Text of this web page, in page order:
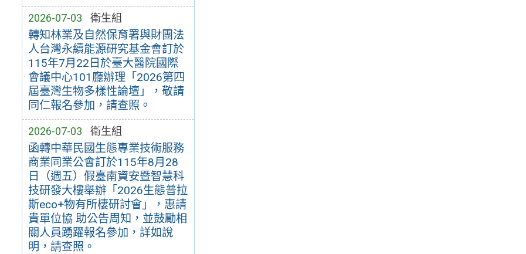
2026-07-03 衛生組
轉知林業及自然保育署與財團法
人台灣永續能源研究基金會訂於
115年7月22日於臺大醫院國際
會議中心101廳辦理「2026第四
屆臺灣生物多樣性論壇」，敬請
同仁報名參加，請查照。
2026-07-03 衛生組
函轉中華民國生態專業技術服務
商業同業公會訂於115年8月28
日（週五）假臺南資安暨智慧科
技研發大樓舉辦「2026生態普拉
斯eco+物有所棲研討會」，惠請
貴單位協 助公告周知，並鼓勵相
關人員踴躍報名參加，詳如說
明，請查照。